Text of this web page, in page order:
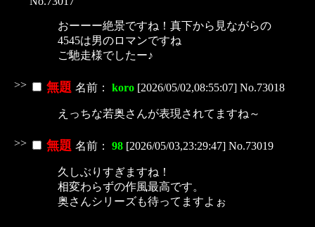
おーーー絶景ですね！真下から見ながらの
4545は男のロマンですね
ご馳走様でしたー♪
>> 無題 名前： koro [2026/05/02,08:55:07] No.73018
えっちな若奥さんが表現されてますね～
>> 無題 名前： 98 [2026/05/03,23:29:47] No.73019
久しぶりすぎますね！
相変わらずの作風最高です。
奥さんシリーズも待ってますよぉ